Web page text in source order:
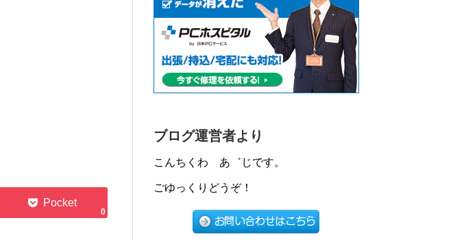
0
ブログ運営者より
こんちくわ あ゛じです。
ごゆっくりどうぞ！